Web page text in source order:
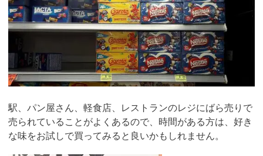
駅、パン屋さん、軽食店、レストランのレジにばら売りで
売られていることがよくあるので、時間がある方は、好き
な味をお試しで買ってみると良いかもしれません。